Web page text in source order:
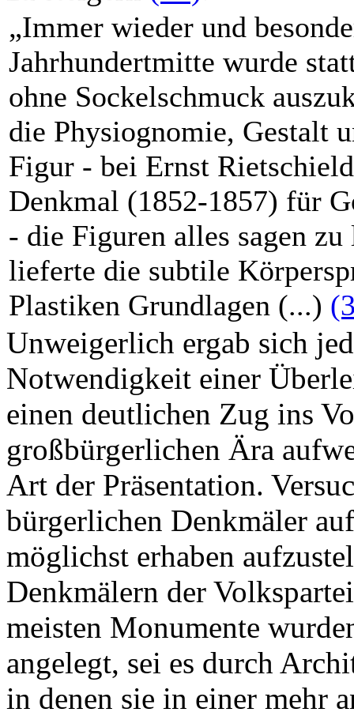
„Immer wieder und
Jahrhundertmitte wurde
ohne Sockelschmuck
die Physiognomie, Gestalt
Figur - bei Ernst
Denkmal (1852-1857) für
- die Figuren alles sagen zu
lieferte die subtile
Plastiken Grundlagen (...)
Unweigerlich ergab sich
Notwendigkeit einer
einen deutlichen Zug ins
großbürgerlichen Ära
Art der Präsentation.
bürgerlichen Denkmäler
möglichst erhaben
Denkmälern der
meisten Monumente
angelegt, sei es durch
in denen sie in einer mehr